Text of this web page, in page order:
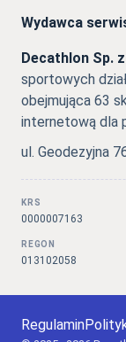
Wydawca
Decathlon Sp.
sportowych
obejmująca 63
internetową dla
ul. Geodezyjna
KRS
0000007163
REGON
013102058
Regulamin